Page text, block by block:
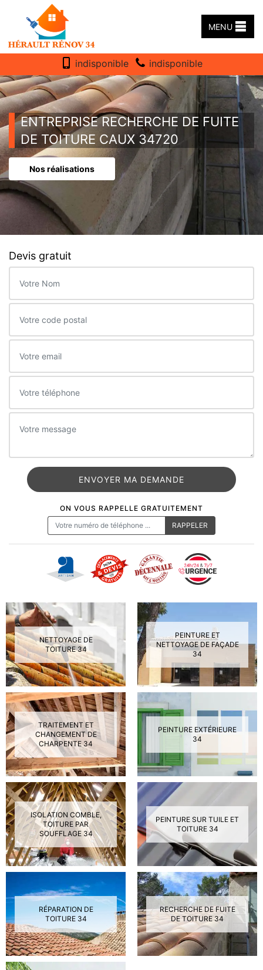
MENU
indisponible indisponible
ENTREPRISE RECHERCHE DE FUITE
DE TOITURE CAUX 34720
Nos réalisations
Devis gratuit
ON VOUS RAPPELLE GRATUITEMENT
NETTOYAGE DE
TOITURE 34
PEINTURE ET
NETTOYAGE DE FAÇADE
34
TRAITEMENT ET
CHANGEMENT DE
CHARPENTE 34
PEINTURE EXTÉRIEURE
34
ISOLATION COMBLE,
TOITURE PAR
SOUFFLAGE 34
PEINTURE SUR TUILE ET
TOITURE 34
RÉPARATION DE
TOITURE 34
RECHERCHE DE FUITE
DE TOITURE 34